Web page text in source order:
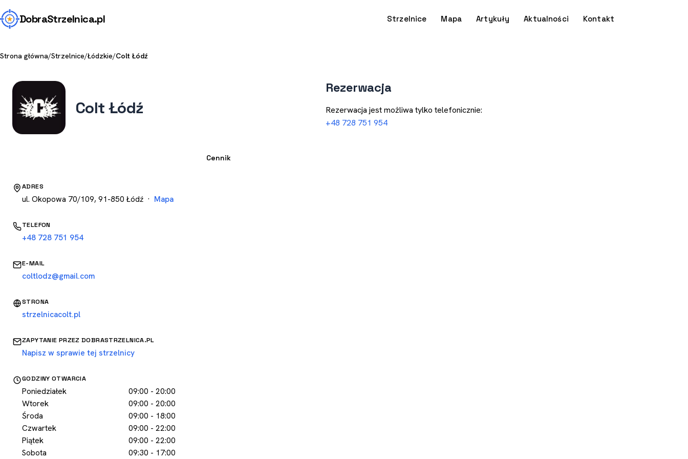
DobraStrzelnica.pl Strzelnice Mapa Artykuły Aktualności Kontakt
Strona główna/Strzelnice/Łódzkie/Colt Łódź
Colt Łódź
Cennik
ADRES
ul. Okopowa 70/109, 91-850 Łódź · Mapa
TELEFON
+48 728 751 954
E-MAIL
coltlodz@gmail.com
STRONA
strzelnicacolt.pl
ZAPYTANIE PRZEZ DOBRASTRZELNICA.PL
Napisz w sprawie tej strzelnicy
GODZINY OTWARCIA
Poniedziałek
09:00 - 20:00
Wtorek
09:00 - 20:00
Środa
09:00 - 18:00
Czwartek
09:00 - 22:00
Piątek
09:00 - 22:00
Sobota
09:30 - 17:00
Rezerwacja
Rezerwacja jest możliwa tylko telefonicznie:
+48 728 751 954